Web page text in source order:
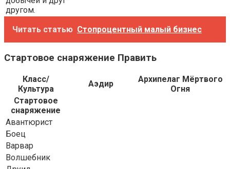
другом.
Читать статью Стопроцентный малый бизнес
Стартовое снаряжение Править
Класс/
Культура
Аэдир
Архипелаг Мёртвого
Огня
Стартовое
снаряжение
Авантюрист
Боец
Варвар
Волшебник